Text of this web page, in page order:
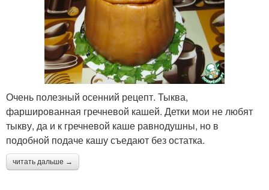
Очень полезный осенний рецепт. Тыква,
фаршированная гречневой кашей. Детки мои не любят
тыкву, да и к гречневой каше равнодушны, но в
подобной подаче кашу съедают без остатка.
читать дальше →